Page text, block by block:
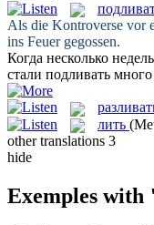
Als die Kontroverse vor
ins Feuer gegossen.
Когда несколько
стали подливать много
лить
other translations 3
hide
Exemples with